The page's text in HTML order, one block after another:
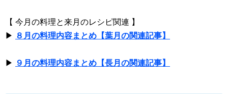
【 今月の料理と来月のレシピ関連 】
▶ ８月の料理内容まとめ【葉月の関連記事】
▶ ９月の料理内容まとめ【長月の関連記事】